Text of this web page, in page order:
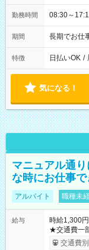
勤務時間 08:30～
期間 長期でお仕
特徴 日払いOK /
気になる！
マニュアル通
な時にお仕事
アルバイト 職種未
給与
時給1,300
★交通費一部支給 時給1,300円～ ※試験
※勤務回数
交通費